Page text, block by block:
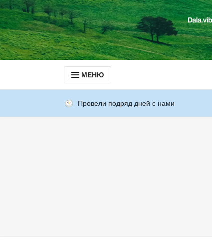
МЕНЮ
Провели подряд дней с нами